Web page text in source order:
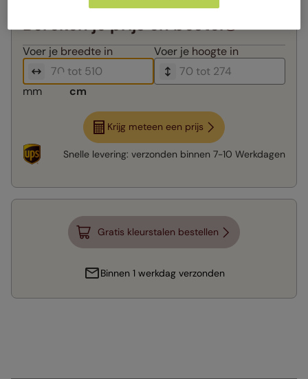
Bereken je prijs en bestel
Voer je breedte in Voer je hoogte in
mm cm
Krijg meteen een prijs
Snelle levering: verzonden binnen 7-10 Werkdagen
Gratis kleurstalen bestellen
Binnen 1 werkdag verzonden